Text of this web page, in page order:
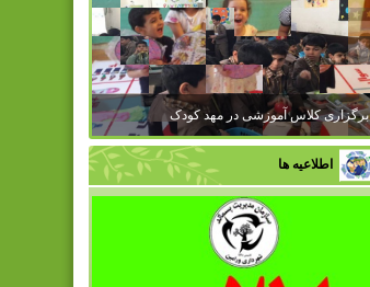
برگزاری کلاس آموزشی در مهد کودک
اطلاعیه ها